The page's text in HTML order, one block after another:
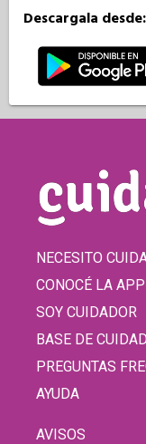
Descargala desde:
NECESITO
CONOCÉ LA APP
SOY CUIDADOR
BASE DE
PREGUNTAS
AYUDA
AVISOS